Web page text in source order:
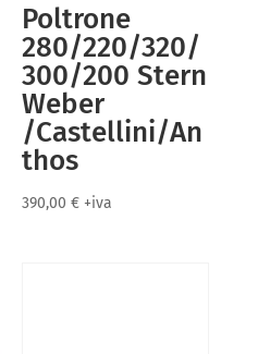
Poltrone
280/220/320/
300/200 Stern
Weber
/Castellini/An
thos
390,00€ +iva